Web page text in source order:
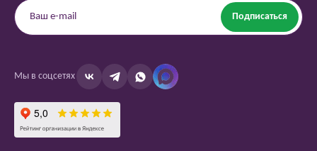
Подписаться
Мы в соцсетях